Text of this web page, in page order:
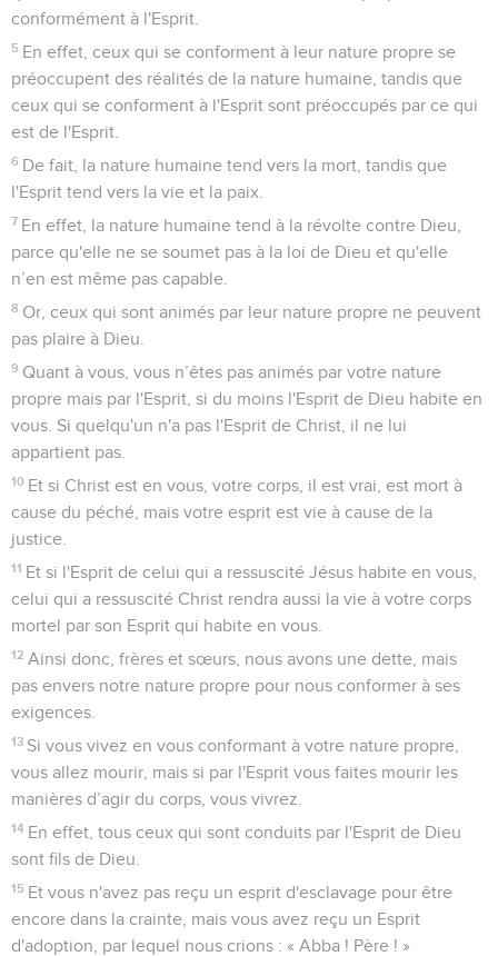
conformément à l'Esprit.
5 En effet, ceux qui se conforment à leur nature propre se
préoccupent des réalités de la nature humaine, tandis que
ceux qui se conforment à l'Esprit sont préoccupés par ce qui
est de l'Esprit.
6 De fait, la nature humaine tend vers la mort, tandis que
l'Esprit tend vers la vie et la paix.
7 En effet, la nature humaine tend à la révolte contre Dieu,
parce qu'elle ne se soumet pas à la loi de Dieu et qu'elle
n’en est même pas capable.
8 Or, ceux qui sont animés par leur nature propre ne peuvent
pas plaire à Dieu.
9 Quant à vous, vous n’êtes pas animés par votre nature
propre mais par l'Esprit, si du moins l'Esprit de Dieu habite en
vous. Si quelqu'un n'a pas l'Esprit de Christ, il ne lui
appartient pas.
10 Et si Christ est en vous, votre corps, il est vrai, est mort à
cause du péché, mais votre esprit est vie à cause de la
justice.
11 Et si l'Esprit de celui qui a ressuscité Jésus habite en vous,
celui qui a ressuscité Christ rendra aussi la vie à votre corps
mortel par son Esprit qui habite en vous.
12 Ainsi donc, frères et sœurs, nous avons une dette, mais
pas envers notre nature propre pour nous conformer à ses
exigences.
13 Si vous vivez en vous conformant à votre nature propre,
vous allez mourir, mais si par l'Esprit vous faites mourir les
manières d’agir du corps, vous vivrez.
14 En effet, tous ceux qui sont conduits par l'Esprit de Dieu
sont fils de Dieu.
15 Et vous n'avez pas reçu un esprit d'esclavage pour être
encore dans la crainte, mais vous avez reçu un Esprit
d'adoption, par lequel nous crions : « Abba ! Père ! »